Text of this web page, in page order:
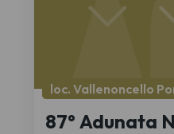
loc. Vallenoncello
87° Adunata